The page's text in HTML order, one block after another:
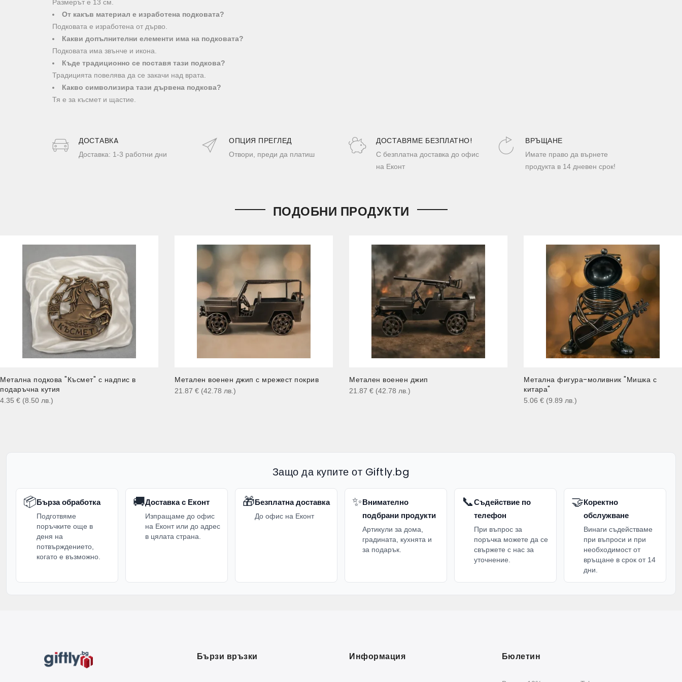
Размерът е 13 см.
От какъв материал е изработена подковата?
Подковата е изработена от дърво.
Какви допълнителни елементи има на подковата?
Подковата има звънче и икона.
Къде традиционно се поставя тази подкова?
Традицията повелява да се закачи над врата.
Какво символизира тази дървена подкова?
Тя е за късмет и щастие.
ДОСТАВКA
Доставка: 1-3 работни дни
ОПЦИЯ ПРЕГЛЕД
Отвори, преди да платиш
ДОСТАВЯМЕ БЕЗПЛАТНО!
С безплатна доставка до офис
на Еконт
ВРЪЩАНЕ
Имате право да върнете
продукта в 14 дневен срок!
ПОДОБНИ ПРОДУКТИ
Метална подкова "Късмет" с надпис в
подаръчна кутия
4.35 € (8.50 лв. )
Метален военен джип с мрежест покрив
21.87 € (42.78 лв. )
Метален военен джип
21.87 € (42.78 лв. )
Метална фигура-моливник "Мишка с
китара"
5.06 € (9.89 лв. )
Защо да купите от Giftly.bg
📦Бърза обработка
Подготвяме
поръчките още в
деня на
потвърждението,
когато е възможно.
🚚Доставка с Еконт
Изпращаме до офис
на Еконт или до адрес
в цялата страна.
🎁Безплатна доставка
До офис на Еконт
✨Внимателно
подбрани продукти
Артикули за дома,
градината, кухнята и
за подарък.
📞Съдействие по
телефон
При въпрос за
поръчка можете да се
свържете с нас за
уточнение.
🤝Коректно
обслужване
Винаги съдействаме
при въпроси и при
необходимост от
връщане в срок от 14
дни.
Бързи връзки Информация Бюлетин